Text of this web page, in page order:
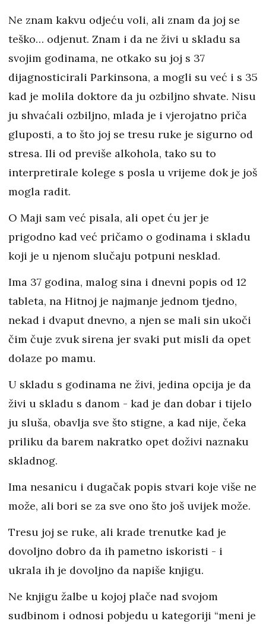
Ne znam kakvu odjeću voli, ali znam da joj se
teško… odjenut. Znam i da ne živi u skladu sa
svojim godinama, ne otkako su joj s 37
dijagnosticirali Parkinsona, a mogli su već i s 35
kad je molila doktore da ju ozbiljno shvate. Nisu
ju shvaćali ozbiljno, mlada je i vjerojatno priča
gluposti, a to što joj se tresu ruke je sigurno od
stresa. Ili od previše alkohola, tako su to
interpretirale kolege s posla u vrijeme dok je još
mogla radit.
O Maji sam već pisala, ali opet ću jer je
prigodno kad već pričamo o godinama i skladu
koji je u njenom slučaju potpuni nesklad.
Ima 37 godina, malog sina i dnevni popis od 12
tableta, na Hitnoj je najmanje jednom tjedno,
nekad i dvaput dnevno, a njen se mali sin ukoči
čim čuje zvuk sirena jer svaki put misli da opet
dolaze po mamu.
U skladu s godinama ne živi, jedina opcija je da
živi u skladu s danom - kad je dan dobar i tijelo
ju sluša, obavlja sve što stigne, a kad nije, čeka
priliku da barem nakratko opet doživi naznaku
skladnog.
Ima nesanicu i dugačak popis stvari koje više ne
može, ali bori se za sve ono što još uvijek može.
Tresu joj se ruke, ali krade trenutke kad je
dovoljno dobro da ih pametno iskoristi - i
ukrala ih je dovoljno da napiše knjigu.
Ne knjigu žalbe u kojoj plače nad svojom
sudbinom i odnosi pobjedu u kategoriji “meni je